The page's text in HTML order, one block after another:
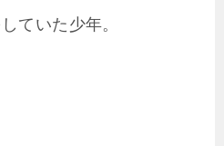
ていた少年。